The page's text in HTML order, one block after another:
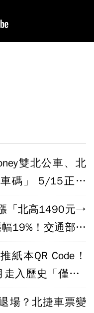
雙北公車、北
碼」 5/15正式
「北高1490元→
19%！交通部：
紙本QR Code！
入歷史「僅供4
場？北捷車票變